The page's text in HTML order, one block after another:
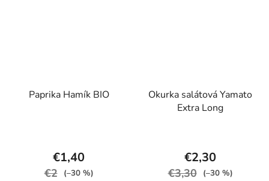
Paprika Hamík BIO
€1,40
€2 (–30 %)
Okurka salátová Yamato
Extra Long
€2,30
€3,30 (–30 %)